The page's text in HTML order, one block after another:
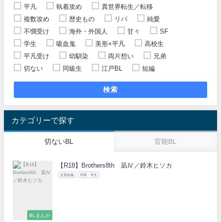
平凡
執着攻め
異世界転生／転移
複数攻め
歴史もの リバ
純愛
不憫受け
海外・外国人 甘々
SF
学生
吸血鬼 美形×平凡
高校生
平凡受け
幼馴染 両片想い
兄弟
切ない
同級生 江戸BL 短編
検索
カテゴリーで探す
切ないBL 官能BL
BLまんが
【R18】Brothers8th 凪Ⅳ／鈴木ヒソカ
近親相姦 学園・学生